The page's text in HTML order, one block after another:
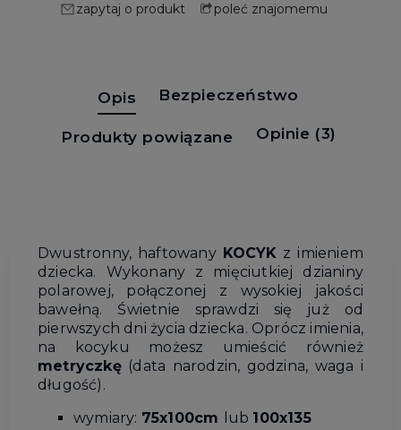
zapytaj o produkt poleć znajomemu
Opis Bezpieczeństwo
Produkty powiązane Opinie (3)
Dwustronny, haftowany KOCYK z imieniem
dziecka. Wykonany z mięciutkiej dzianiny
polarowej, połączonej z wysokiej jakości
bawełną. Świetnie sprawdzi się już od
pierwszych dni życia dziecka. Oprócz imienia,
na kocyku możesz umieścić również
metryczkę(data narodzin, godzina, waga i
długość).
wymiary: 75x100cm lub 100x135